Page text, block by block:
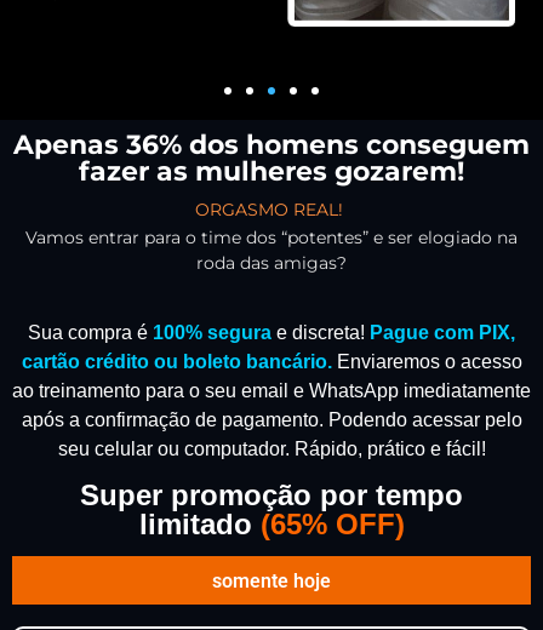
Apenas 36% dos homens conseguem
fazer as mulheres gozarem!
ORGASMO REAL!
Vamos entrar para o time dos “potentes” e ser elogiado na
roda das amigas?
Sua compra é 100% segura e discreta! Pague com PIX,
cartão crédito ou boleto bancário. Enviaremos o acesso
ao treinamento para o seu email e WhatsApp imediatamente
após a confirmação de pagamento. Podendo acessar pelo
seu celular ou computador. Rápido, prático e fácil!
Super promoção por tempo
limitado (65% OFF)
somente hoje